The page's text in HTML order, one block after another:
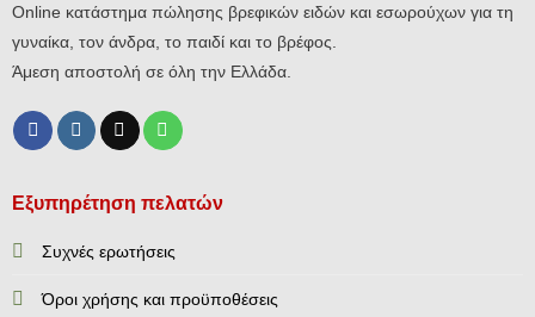
Online κατάστημα πώλησης βρεφικών ειδών και εσωρούχων για τη
γυναίκα, τον άνδρα, το παιδί και το βρέφος.
Άμεση αποστολή σε όλη την Ελλάδα.
Εξυπηρέτηση πελατών
Συχνές ερωτήσεις
Όροι χρήσης και προϋποθέσεις